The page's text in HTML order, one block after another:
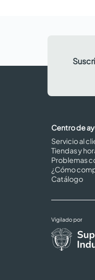
Centro de
Servicio al
Tiendas y
Problemas
¿Cómo
Catálogo